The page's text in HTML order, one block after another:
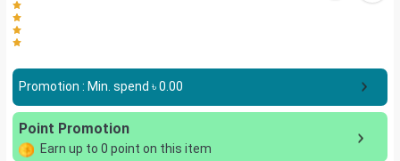
Promotion : Min. spend ৳0.00
Point Promotion
Earn up to 0 point on this item